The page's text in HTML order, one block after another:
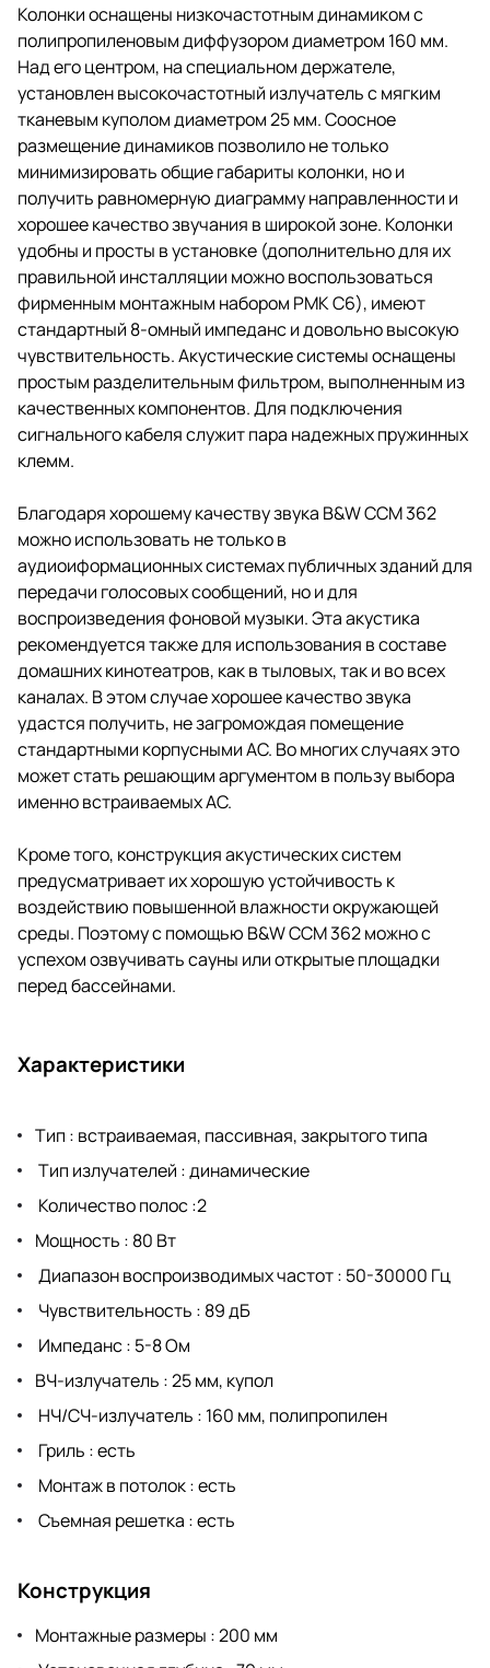
Колонки оснащены низкочастотным динамиком с
полипропиленовым диффузором диаметром 160 мм.
Над его центром, на специальном держателе,
установлен высокочастотный излучатель с мягким
тканевым куполом диаметром 25 мм. Соосное
размещение динамиков позволило не только
минимизировать общие габариты колонки, но и
получить равномерную диаграмму направленности и
хорошее качество звучания в широкой зоне. Колонки
удобны и просты в установке (дополнительно для их
правильной инсталляции можно воспользоваться
фирменным монтажным набором PMK C6), имеют
стандартный 8-омный импеданс и довольно высокую
чувствительность. Акустические системы оснащены
простым разделительным фильтром, выполненным из
качественных компонентов. Для подключения
сигнального кабеля служит пара надежных пружинных
клемм.
Благодаря хорошему качеству звука B&W CCM 362
можно использовать не только в
аудиоиформационных системах публичных зданий для
передачи голосовых сообщений, но и для
воспроизведения фоновой музыки. Эта акустика
рекомендуется также для использования в составе
домашних кинотеатров, как в тыловых, так и во всех
каналах. В этом случае хорошее качество звука
удастся получить, не загромождая помещение
стандартными корпусными АС. Во многих случаях это
может стать решающим аргументом в пользу выбора
именно встраиваемых АС.
Кроме того, конструкция акустических систем
предусматривает их хорошую устойчивость к
воздействию повышенной влажности окружающей
среды. Поэтому с помощью B&W CCM 362 можно с
успехом озвучивать сауны или открытые площадки
перед бассейнами.
Характеристики
Тип : встраиваемая, пассивная, закрытого типа
Тип излучателей : динамические
Количество полос :2
Мощность : 80 Вт
Диапазон воспроизводимых частот : 50-30000 Гц
Чувствительность : 89 дБ
Импеданс : 5-8 Ом
ВЧ-излучатель : 25 мм, купол
НЧ/СЧ-излучатель : 160 мм, полипропилен
Гриль : есть
Монтаж в потолок : есть
Съемная решетка : есть
Конструкция
Монтажные размеры : 200 мм